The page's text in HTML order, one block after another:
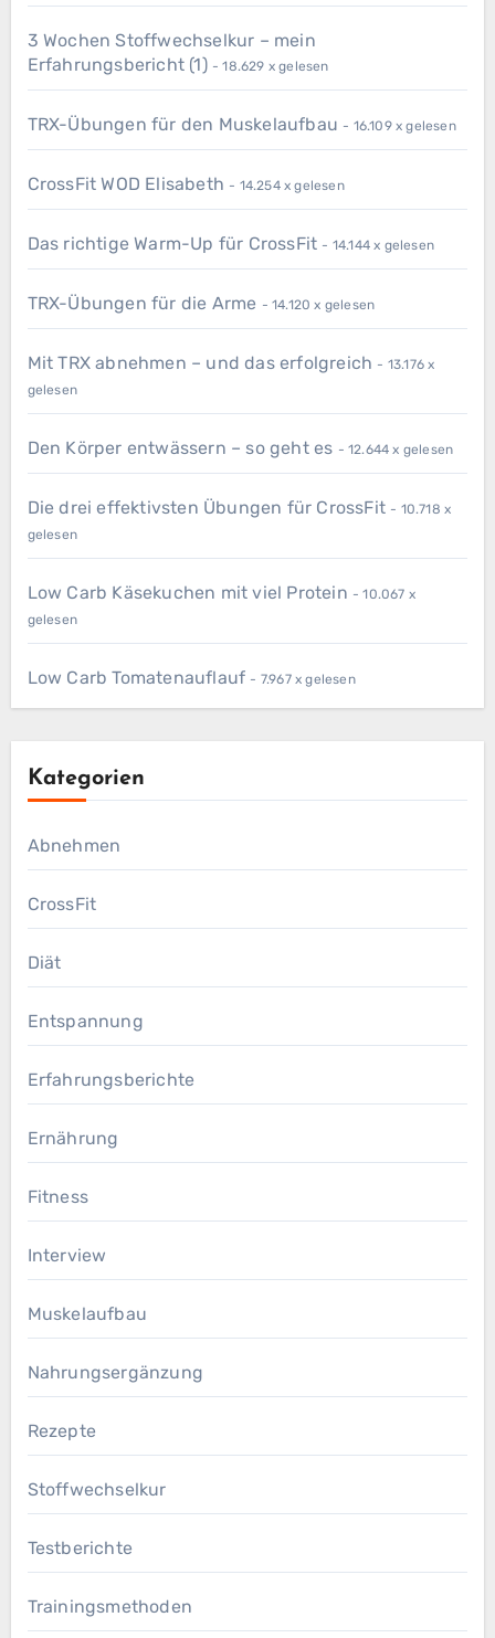
3 Wochen Stoffwechselkur – mein
Erfahrungsbericht (1) - 18.629 x gelesen
TRX-Übungen für den Muskelaufbau - 16.109 x gelesen
CrossFit WOD Elisabeth - 14.254 x gelesen
Das richtige Warm-Up für CrossFit - 14.144 x gelesen
TRX-Übungen für die Arme - 14.120 x gelesen
Mit TRX abnehmen – und das erfolgreich - 13.176 x
gelesen
Den Körper entwässern – so geht es - 12.644 x gelesen
Die drei effektivsten Übungen für CrossFit - 10.718 x
gelesen
Low Carb Käsekuchen mit viel Protein - 10.067 x
gelesen
Low Carb Tomatenauflauf - 7.967 x gelesen
Kategorien
Abnehmen
CrossFit
Diät
Entspannung
Erfahrungsberichte
Ernährung
Fitness
Interview
Muskelaufbau
Nahrungsergänzung
Rezepte
Stoffwechselkur
Testberichte
Trainingsmethoden